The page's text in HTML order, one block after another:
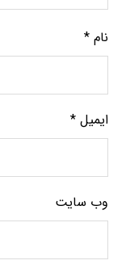
نام*
ایمیل*
وب‌ سایت